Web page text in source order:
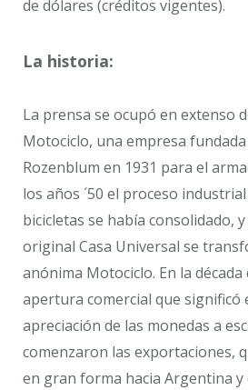
de dólares (créditos vigentes).
La historia:
La prensa se ocupó en extenso
Motociclo, una empresa
Rozenblum en 1931 para el
los años ´50 el proceso
bicicletas se había consolidado,
original Casa Universal se
anónima Motociclo. En la década
apertura comercial que significó
apreciación de las monedas a
comenzaron las exportaciones,
en gran forma hacia Argentina